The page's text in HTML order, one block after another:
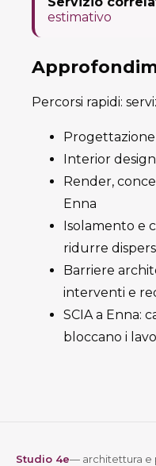
estimativo
Percorsi rapidi:
Progettazione
Interior
Render,
Enna
Isolamento e
ridurre
Barriere
interventi e
SCIA a Enna:
bloccano i
Studio 4e— architettura e